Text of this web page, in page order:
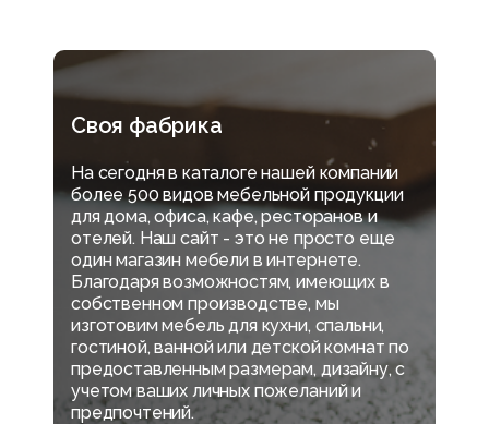
Своя фабрика
На сегодня в каталоге нашей компании
более 500 видов мебельной продукции
для дома, офиса, кафе, ресторанов и
отелей. Наш сайт - это не просто еще
один магазин мебели в интернете.
Благодаря возможностям, имеющих в
собственном производстве, мы
изготовим мебель для кухни, спальни,
гостиной, ванной или детской комнат по
предоставленным размерам, дизайну, с
учетом ваших личных пожеланий и
предпочтений.